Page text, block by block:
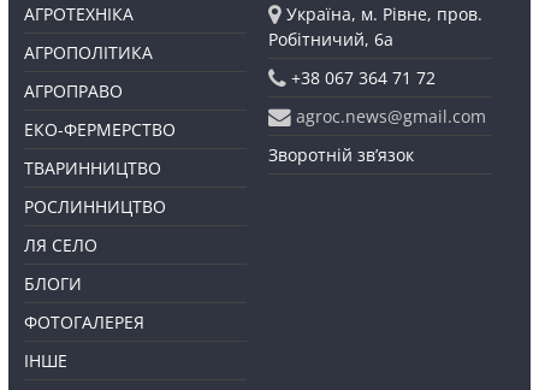
АГРОТЕХНІКА
АГРОПОЛІТИКА
АГРОПРАВО
ЕКО-ФЕРМЕРСТВО
ТВАРИННИЦТВО
РОСЛИННИЦТВО
ЛЯ СЕЛО
БЛОГИ
ФОТОГАЛЕРЕЯ
ІНШЕ
Україна, м. Рівне, пров.
Робітничий, 6а
+38 067 364 71 72
agroc.news@gmail.com
Зворотній зв’язок